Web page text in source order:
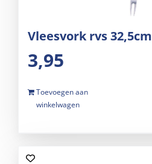
Vleesvork rvs 32,5cm
3,95
Toevoegen aan
winkelwagen